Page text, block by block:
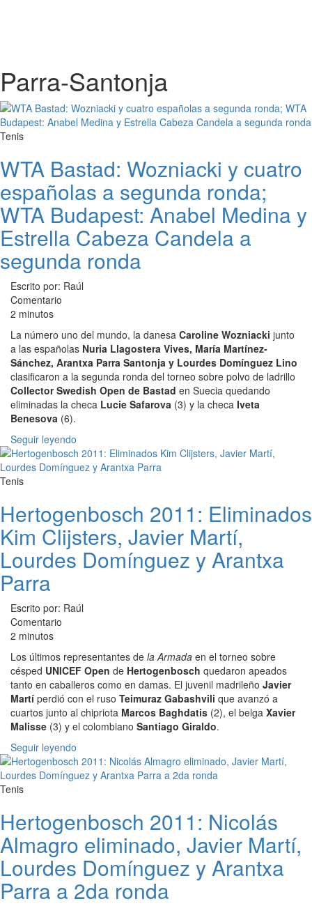
Parra-Santonja
Tenis
WTA Bastad: Wozniacki y cuatro
españolas a segunda ronda;
WTA Budapest: Anabel Medina y
Estrella Cabeza Candela a
segunda ronda
Escrito por: Raúl
Comentario
2 minutos
La número uno del mundo, la danesa Caroline Wozniacki junto
a las españolas Nuria Llagostera Vives, María Martínez-
Sánchez, Arantxa Parra Santonja y Lourdes Domínguez Lino
clasificaron a la segunda ronda del torneo sobre polvo de ladrillo
Collector Swedish Open de Bastad en Suecia quedando
eliminadas la checa Lucie Safarova (3) y la checa Iveta
Benesova (6).
Seguir leyendo
Tenis
Hertogenbosch 2011: Eliminados
Kim Clijsters, Javier Martí,
Lourdes Domínguez y Arantxa
Parra
Escrito por: Raúl
Comentario
2 minutos
Los últimos representantes de la Armada en el torneo sobre
césped UNICEF Open de Hertogenbosch quedaron apeados
tanto en caballeros como en damas. El juvenil madrileño Javier
Martí perdió con el ruso Teimuraz Gabashvili que avanzó a
cuartos junto al chipriota Marcos Baghdatis (2), el belga Xavier
Malisse (3) y el colombiano Santiago Giraldo.
Seguir leyendo
Tenis
Hertogenbosch 2011: Nicolás
Almagro eliminado, Javier Martí,
Lourdes Domínguez y Arantxa
Parra a 2da ronda